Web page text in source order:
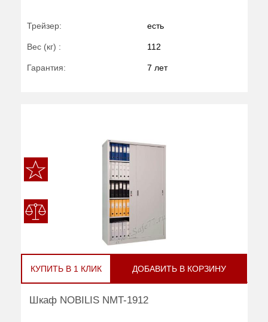
Трейзер: есть
Вес (кг) : 112
Гарантия: 7 лет
КУПИТЬ В 1 КЛИК ДОБАВИТЬ В КОРЗИНУ
Шкаф NOBILIS NMT-1912